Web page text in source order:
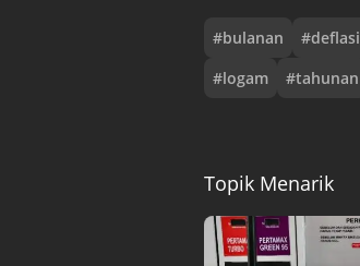
#bulanan #deflasi
#logam #tahunan
Topik Menarik